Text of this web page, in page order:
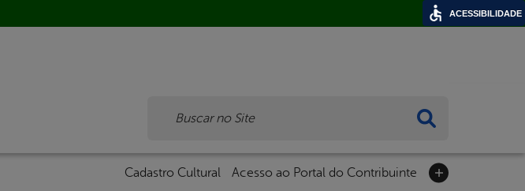
Cadastro Cultural Acesso ao Portal do Contribuinte
ACESSIBILIDADE